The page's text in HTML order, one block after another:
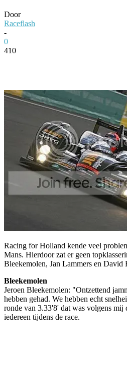
Door
Raceflash
-
0
410
Racing for Holland kende veel
Mans. Hierdoor zat er geen
Bleekemolen, Jan Lammers en David
Bleekemolen
Jeroen Bleekemolen: "Ontzettend
hebben gehad. We hebben echt
ronde van 3.33'8' dat was volgens mij
iedereen tijdens de race.